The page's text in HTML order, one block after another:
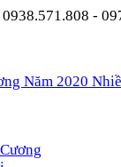
-